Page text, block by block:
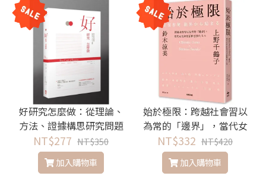
好研究怎麼做：從理論、
方法、證據構思研究問題
NT$277 NT$350
加入購物車
始於極限：跨越社會習以
為常的「邊界」，當代女
性如何活出想要的人生
NT$332 NT$420
加入購物車